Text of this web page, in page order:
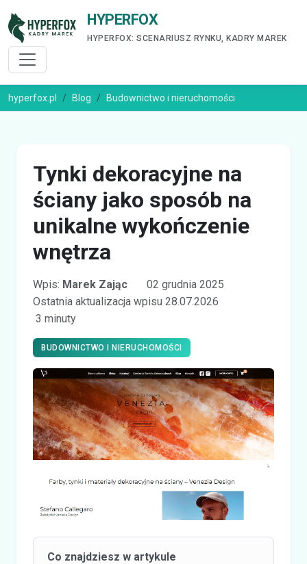
HYPERFOX
HYPERFOX: SCENARIUSZ RYNKU, KADRY MAREK
hyperfox.pl Blog Budownictwo i nieruchomości
Tynki dekoracyjne na
ściany jako sposób na
unikalne wykończenie
wnętrza
Wpis: Marek Zając
02 grudnia 2025
Ostatnia aktualizacja wpisu 28.07.2026
3 minuty
BUDOWNICTWO I NIERUCHOMOŚCI
Co znajdziesz w artykule